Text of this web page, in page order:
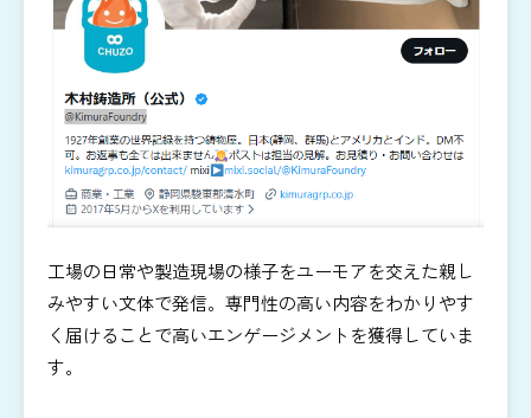
工場の日常や製造現場の様子をユーモアを交えた親し
みやすい文体で発信。専門性の高い内容をわかりやす
く届けることで高いエンゲージメントを獲得していま
す。